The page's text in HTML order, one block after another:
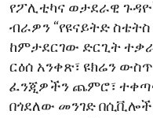
የፖሊቲካና ወታደራዊ
ብራዎን “የዩናይትድ
ከምታደርገው ድርጊት
ርዕሰ አንቀጽ፣ ዩክሬን
ፈንጂዎችን ጨምሮ፣
በጎደለው መንገድ